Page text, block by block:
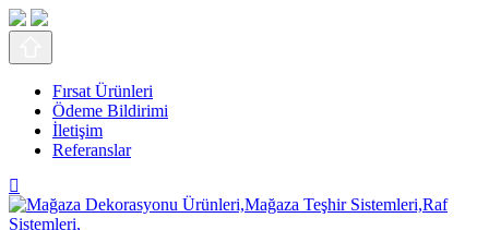
Fırsat Ürünleri
Ödeme Bildirimi
İletişim
Referanslar